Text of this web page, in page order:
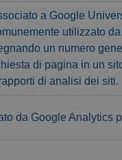
a Google
utilizzato
un numero
di pagina in un
di analisi dei siti.
da Google Analytics